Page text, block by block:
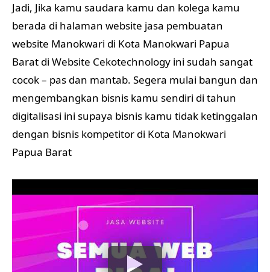
Jadi, Jika kamu saudara kamu dan kolega kamu
berada di halaman website jasa pembuatan
website Manokwari di Kota Manokwari Papua
Barat di Website Cekotechnology ini sudah sangat
cocok – pas dan mantab. Segera mulai bangun dan
mengembangkan bisnis kamu sendiri di tahun
digitalisasi ini supaya bisnis kamu tidak ketinggalan
dengan bisnis kompetitor di Kota Manokwari
Papua Barat